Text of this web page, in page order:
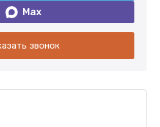
Max
звонок